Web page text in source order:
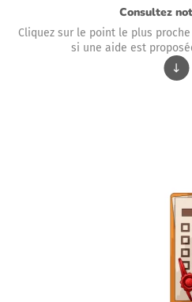
Consultez
Cliquez sur le point le plus
si une aide est